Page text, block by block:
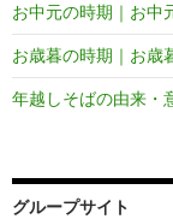
お中元の時期｜お中
お歳暮の時期｜お歳
年越しそばの由来・
グループサイト